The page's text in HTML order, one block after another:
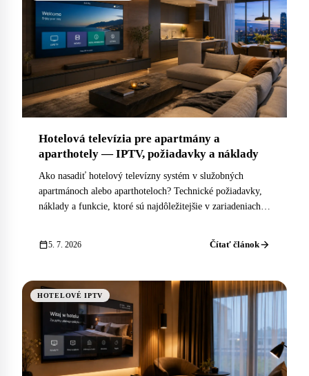
Hotelová televízia pre apartmány a
aparthotely — IPTV, požiadavky a náklady
Ako nasadiť hotelový televízny systém v služobných
apartmánoch alebo aparthoteloch? Technické požiadavky,
náklady a funkcie, ktoré sú najdôležitejšie v zariadeniach
calendar_today5. 7. 2026 Čítať článokarrow_forward
HOTELOVÉ IPTV